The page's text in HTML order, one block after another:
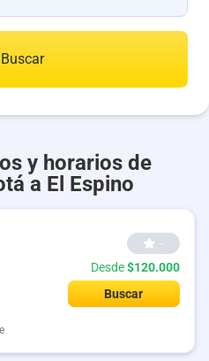
Buscar
y horarios de
a El Espino
--
Desde$120.000
Buscar